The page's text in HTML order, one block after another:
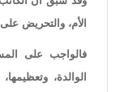
الأم، والتحريض
فالواجب على
الوالدة،